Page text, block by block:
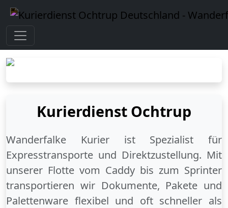
Kurierdienst Ochtrup
Wanderfalke Kurier ist Spezialist für
Expresstransporte und Direktzustellung. Mit
unserer Flotte vom Caddy bis zum Sprinter
transportieren wir Dokumente, Pakete und
Palettenware flexibel und oft schneller als